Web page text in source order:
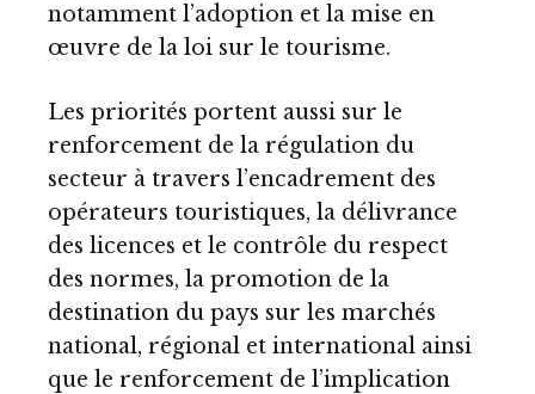
notamment l’adoption et la mise en
œuvre de la loi sur le tourisme.
Les priorités portent aussi sur le
renforcement de la régulation du
secteur à travers l’encadrement des
opérateurs touristiques, la délivrance
des licences et le contrôle du respect
des normes, la promotion de la
destination du pays sur les marchés
national, régional et international ainsi
que le renforcement de l’implication